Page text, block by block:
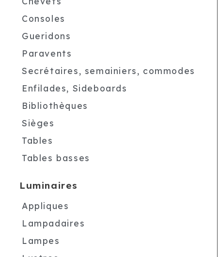
Consoles
Gueridons
Paravents
Secrétaires, semainiers, commodes
Enfilades, Sideboards
Bibliothèques
Sièges
Tables
Tables basses
Luminaires
Appliques
Lampadaires
Lampes